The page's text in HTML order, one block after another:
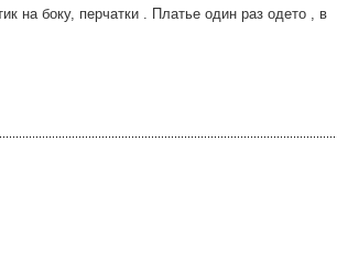
на боку, перчатки . Платье один раз одето , в